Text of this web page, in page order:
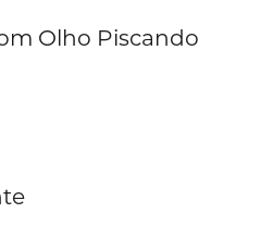
Olho Piscando